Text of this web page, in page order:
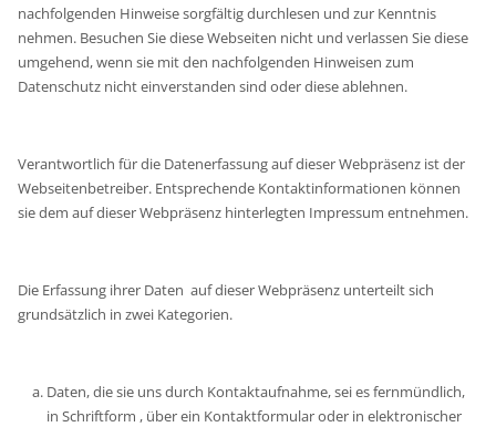
nachfolgenden Hinweise sorgfältig durchlesen und zur Kenntnis
nehmen. Besuchen Sie diese Webseiten nicht und verlassen Sie diese
umgehend, wenn sie mit den nachfolgenden Hinweisen zum
Datenschutz nicht einverstanden sind oder diese ablehnen.
Verantwortlich für die Datenerfassung auf dieser Webpräsenz ist der
Webseitenbetreiber. Entsprechende Kontaktinformationen können
sie dem auf dieser Webpräsenz hinterlegten Impressum entnehmen.
Die Erfassung ihrer Daten auf dieser Webpräsenz unterteilt sich
grundsätzlich in zwei Kategorien.
Daten, die sie uns durch Kontaktaufnahme, sei es fernmündlich,
in Schriftform , über ein Kontaktformular oder in elektronischer